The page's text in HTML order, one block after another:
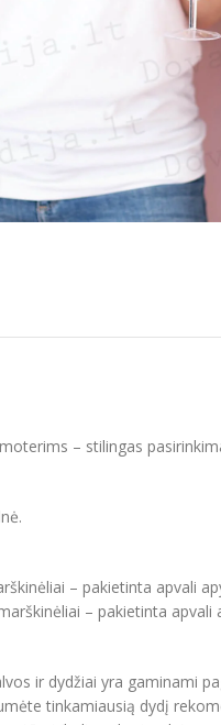
– stilingas
– pakietinta apvali
– pakietinta apvali
ir dydžiai yra gaminami
tinkamiausią dydį